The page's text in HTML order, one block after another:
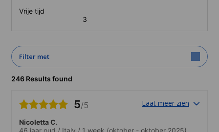
Vrije tijd
3
Filter met
246 Results found
5/5 Laat meer zien
Nicoletta C.
46 jaar oud / Italy / 1 week (oktober - oktober 2025)